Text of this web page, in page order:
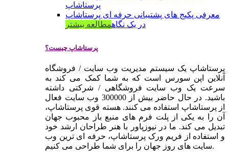
پرستاشاپ
معرفی پکیج های پشتیبانی حرفه ای پرستاشاپ
در یک نگاهمطالعه بیشتر
پرستاشاپ چیست؟
پرستاشاپ یک سیستم مدیریت وب سایت / فروشگاه
آنلاین اپن سورس است که به شما کمک می کند به
سرعت یک وب سایت فروشگاهی / شرکتی داشته
باشید. در حال حاضر بیش از 300000 وب سایت فعال
از پرستاشاپ استفاده می کنند. هسته قوی پرستاشاپ،
آن را به یکی از پلت فرم های منبع باز محبوب جهان
تبدیل می کند. ما در نیوزپاور با هنر طراحان ارشد خود
و استفاده از فریم ورک پرستاشاپ، حرفه ای ترین وب
سایت های روز جهان را برای شما طراحی می کنیم.